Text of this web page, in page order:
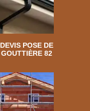
DEVIS POSE DE
GOUTTIÈRE 82